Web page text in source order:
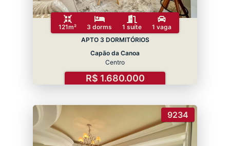
121m² 3 dorms 1 suíte
1 vaga
APTO 3 DORMITÓRIOS
Capão da Canoa
Centro
R$ 1.680.000
9234